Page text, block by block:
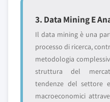
3. Data Mining E
Il data mining è una
processo di ricerca,
metodologia
struttura del
tendenze del settore
macroeconomici